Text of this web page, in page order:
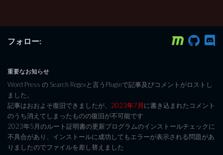
フォロー:
重要なお知らせ
Word Press の Search Regexと言うPluginで記事及びコメントがロストし
ました。
記事はおおよそ復旧できましたが、 2023年7月に書き込まれたコメント
のうち消えてしまったものの復旧が不可能です
2023年5月のルート証明書の更新プログラムのインストールチェックに
不具合があり、インストールに成功してもエラーが表示される問題があ
りましたのでファイルを差し替えました